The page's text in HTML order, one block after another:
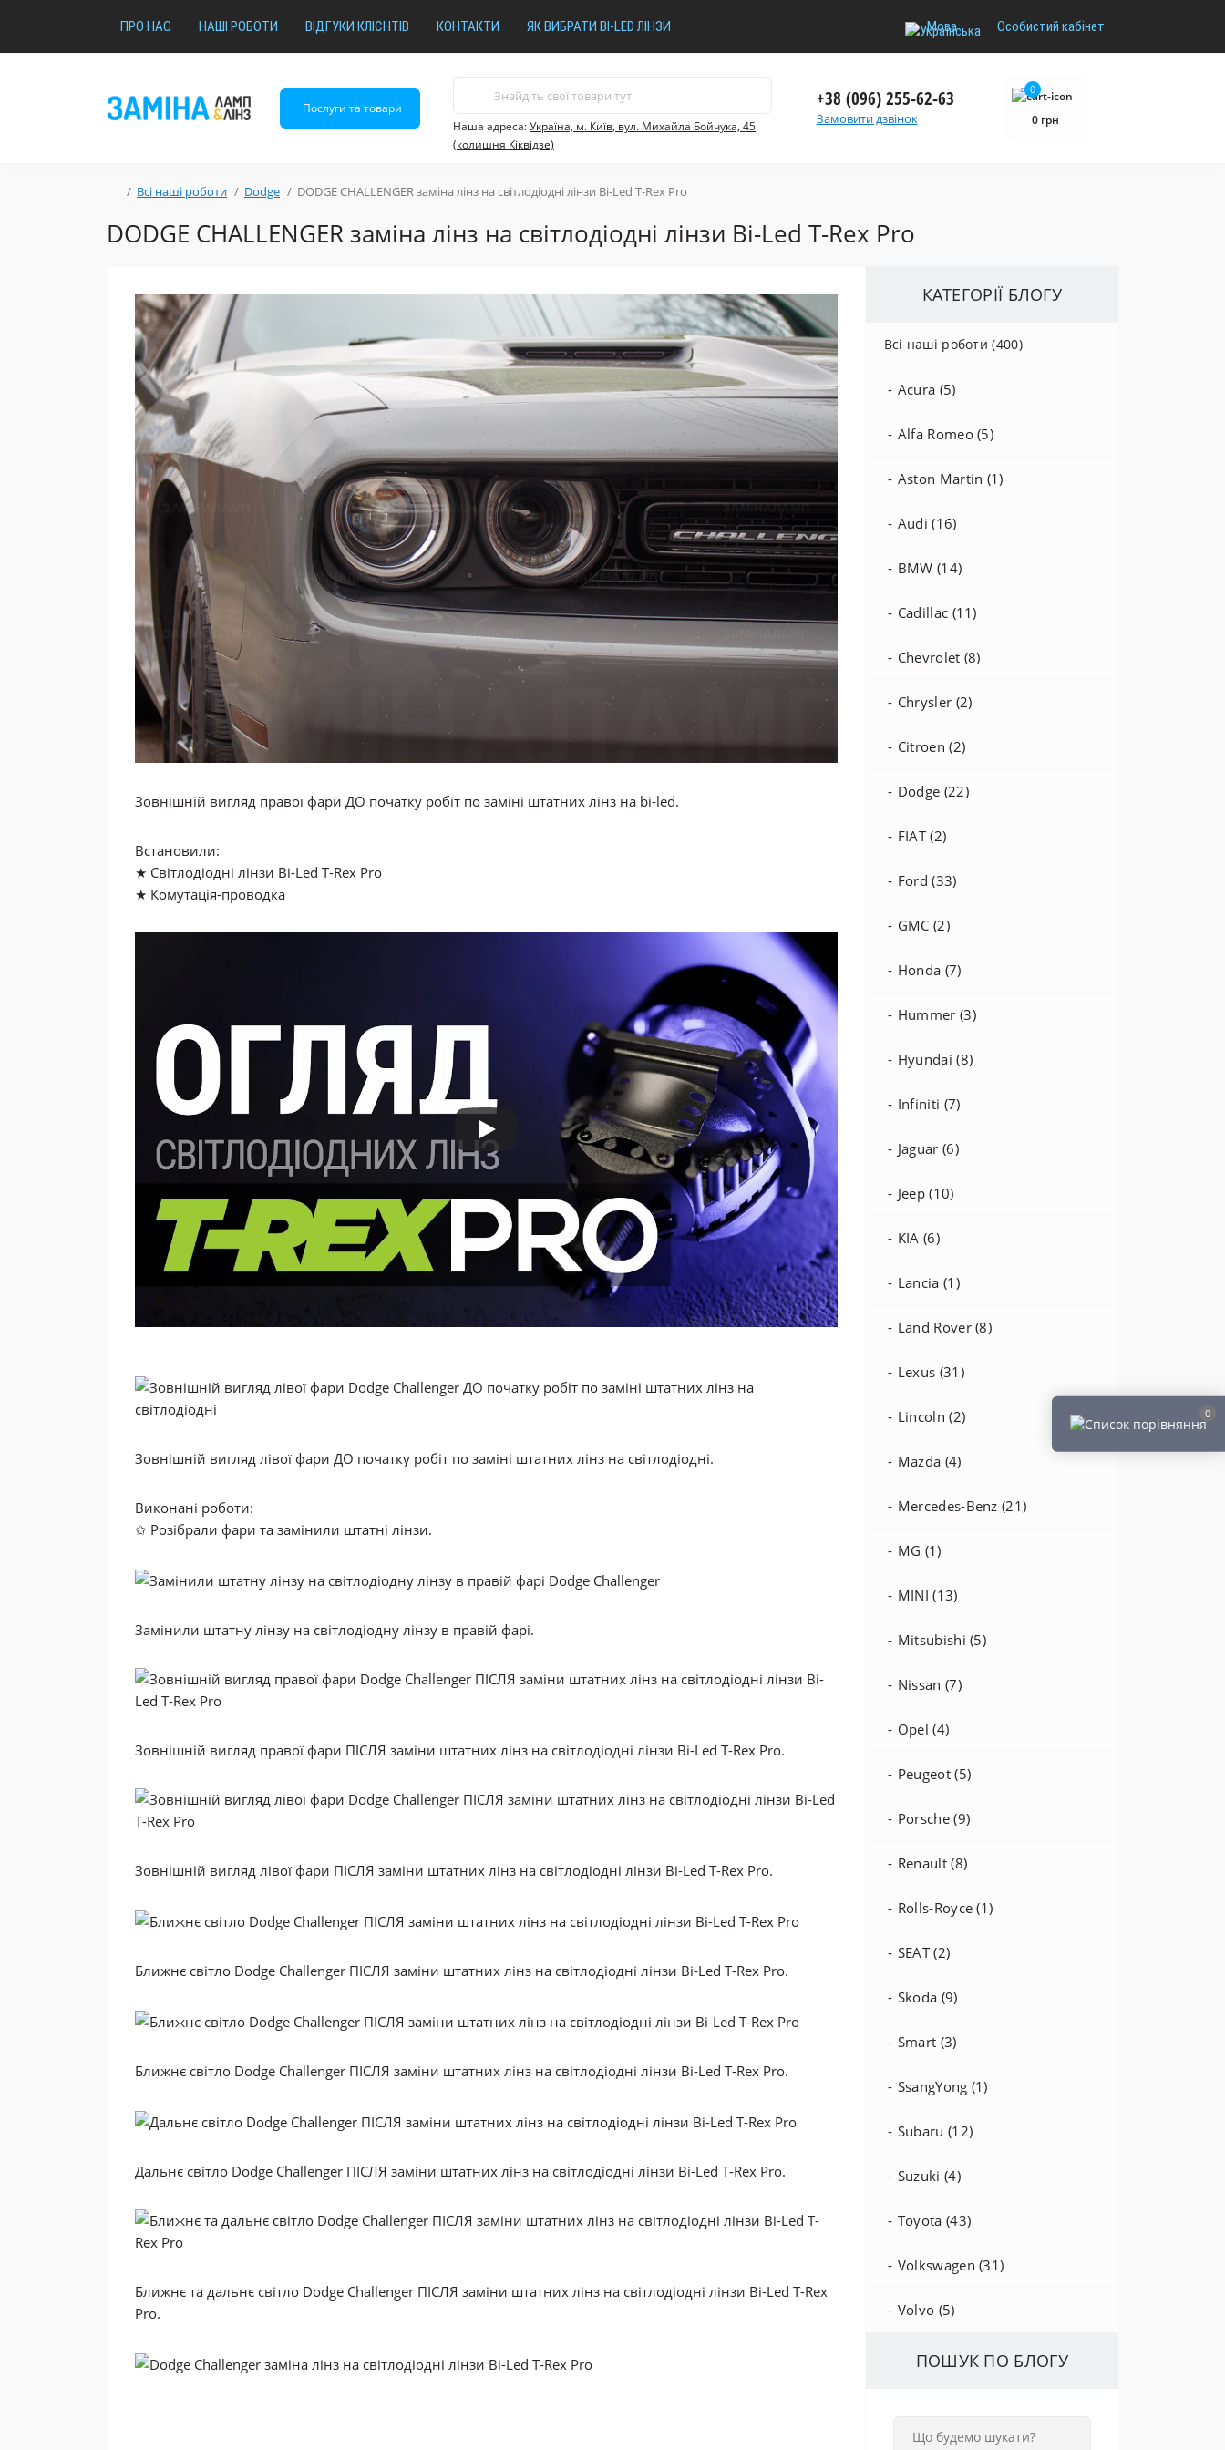
0
ПРО НАС НАШІ РОБОТИ ВІДГУКИ КЛІЄНТІВ КОНТАКТИ ЯК ВИБРАТИ BI-LED ЛІНЗИ Мова Особистий кабінет
Послуги та товари
Наша адреса:Україна, м. Київ, вул. Михайла Бойчука, 45
(колишня Кіквідзе)
+38 (096) 255-62-63
Замовити дзвінок
0
0 грн
Всі наші роботи Dodge DODGE CHALLENGER заміна лінз на світлодіодні лінзи Bi-Led T-Rex Pro
DODGE CHALLENGER заміна лінз на світлодіодні лінзи Bi-Led T-Rex Pro
Зовнішній вигляд правої фари ДО початку робіт по заміні штатних лінз на bi-led.
Встановили:
★ Світлодіодні лінзи Bi-Led T-Rex Pro
★ Комутація-проводка
Зовнішній вигляд лівої фари ДО початку робіт по заміні штатних лінз на світлодіодні.
Виконані роботи:
✩ Розібрали фари та замінили штатні лінзи.
Замінили штатну лінзу на світлодіодну лінзу в правій фарі.
Зовнішній вигляд правої фари ПІСЛЯ заміни штатних лінз на світлодіодні лінзи Bi-Led T-Rex Pro.
Зовнішній вигляд лівої фари ПІСЛЯ заміни штатних лінз на світлодіодні лінзи Bi-Led T-Rex Pro.
Ближнє світло Dodge Challenger ПІСЛЯ заміни штатних лінз на світлодіодні лінзи Bi-Led T-Rex Pro.
Ближнє світло Dodge Challenger ПІСЛЯ заміни штатних лінз на світлодіодні лінзи Bi-Led T-Rex Pro.
Дальнє світло Dodge Challenger ПІСЛЯ заміни штатних лінз на світлодіодні лінзи Bi-Led T-Rex Pro.
Ближнє та дальнє світло Dodge Challenger ПІСЛЯ заміни штатних лінз на світлодіодні лінзи Bi-Led T-Rex
Pro.
КАТЕГОРІЇ БЛОГУ
Всі наші роботи (400)
Acura (5)
Alfa Romeo (5)
Aston Martin (1)
Audi (16)
BMW (14)
Cadillac (11)
Chevrolet (8)
Chrysler (2)
Citroen (2)
Dodge (22)
FIAT (2)
Ford (33)
GMC (2)
Honda (7)
Hummer (3)
Hyundai (8)
Infiniti (7)
Jaguar (6)
Jeep (10)
KIA (6)
Lancia (1)
Land Rover (8)
Lexus (31)
Lincoln (2)
Mazda (4)
Mercedes-Benz (21)
MG (1)
MINI (13)
Mitsubishi (5)
Nissan (7)
Opel (4)
Peugeot (5)
Porsche (9)
Renault (8)
Rolls-Royce (1)
SEAT (2)
Skoda (9)
Smart (3)
SsangYong (1)
Subaru (12)
Suzuki (4)
Toyota (43)
Volkswagen (31)
Volvo (5)
ПОШУК ПО БЛОГУ